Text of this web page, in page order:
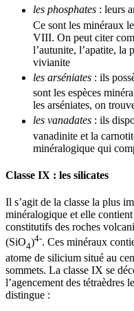
les phosphates : leurs
Ce sont les minéraux
VIII. On peut citer
l’autunite, l’apatite, la
vivianite
les arséniates : ils
sont les espèces
les arséniates, on
les vanadates : ils
vanadinite et la
minéralogique qui
Classe IX : les silicates
Il s’agit de la classe la plus
minéralogique et elle
constitutifs des roches
(SiO4)4-. Ces minéraux
atome de silicium situé au
sommets. La classe IX se
l’agencement des tétraèdres
distingue :